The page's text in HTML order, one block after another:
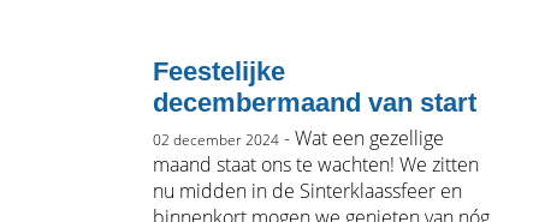
Feestelijke
decembermaand van start
02 december 2024 - Wat een gezellige
maand staat ons te wachten! We zitten
nu midden in de Sinterklaassfeer en